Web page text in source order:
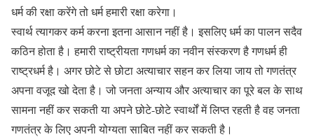
धर्म की रक्षा करेंगे तो धर्म हमारी रक्षा करेगा।
स्वार्थ त्यागकर कर्म करना इतना आसान नहीं है। इसलिए धर्म का पालन सदैव
कठिन होता है। हमारी राष्ट्रीयता गणधर्म का नवीन संस्करण है गणधर्म ही
राष्ट्रधर्म है। अगर छोटे से छोटा अत्याचार सहन कर लिया जाय तो गणतंत्र
अपना वजूद खो देता है। जो जनता अन्याय और अत्याचार का पूरे बल के साथ
सामना नहीं कर सकती या अपने छोटे-छोटे स्वार्थों में लिप्त रहती है वह जनता
गणतंत्र के लिए अपनी योग्यता साबित नहीं कर सकती है।